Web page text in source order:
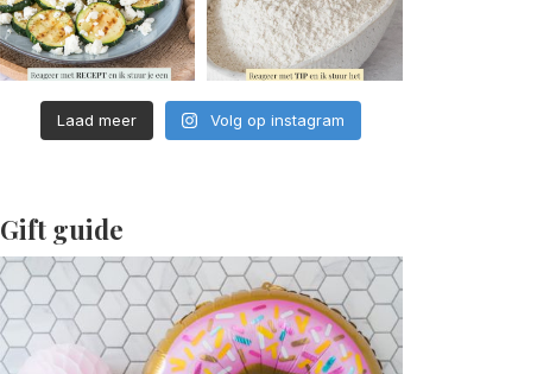
Laad meer Volg op instagram
Gift guide